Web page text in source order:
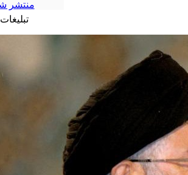
تبلیغات